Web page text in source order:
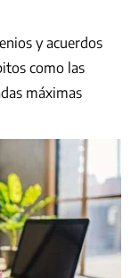
y acuerdos
como las
máximas